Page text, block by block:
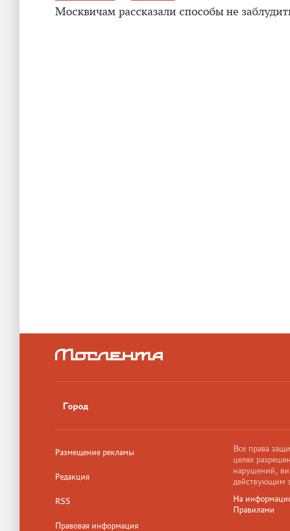
Москвичам рассказали способы не
Город
Размещение рекламы
Редакция
RSS
Правовая информация
Все права
целях
нарушений,
действующим
На
Правилами